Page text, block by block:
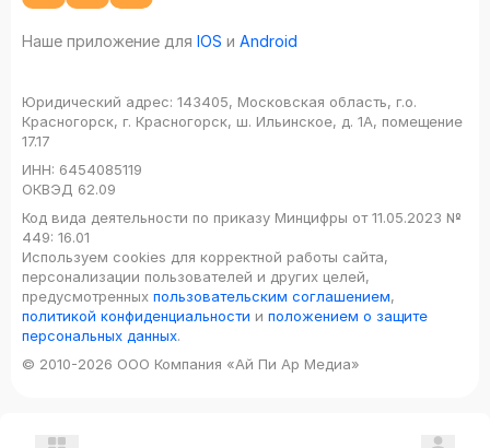
Наше приложение для IOS и Android
Юридический адрес: 143405, Московская область, г.о.
Красногорск, г. Красногорск, ш. Ильинское, д. 1А, помещение
17.17
ИНН: 6454085119
ОКВЭД 62.09
Код вида деятельности по приказу Минцифры от 11.05.2023 №
449: 16.01
Используем cookies для корректной работы сайта,
персонализации пользователей и других целей,
предусмотренных пользовательским соглашением,
политикой конфиденциальности и положением о защите
персональных данных.
© 2010-2026 ООО Компания «Ай Пи Ар Медиа»